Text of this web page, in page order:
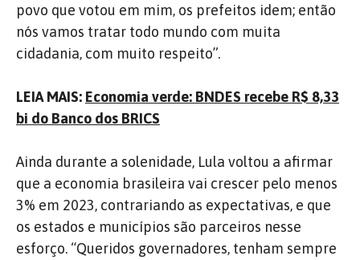
povo que votou em mim, os prefeitos idem; então
nós vamos tratar todo mundo com muita
cidadania, com muito respeito”.
LEIA MAIS: Economia verde: BNDES recebe R$ 8,33
bi do Banco dos BRICS
Ainda durante a solenidade, Lula voltou a afirmar
que a economia brasileira vai crescer pelo menos
3% em 2023, contrariando as expectativas, e que
os estados e municípios são parceiros nesse
esforço. “Queridos governadores, tenham sempre